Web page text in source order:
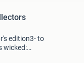
edition3- to
wicked: